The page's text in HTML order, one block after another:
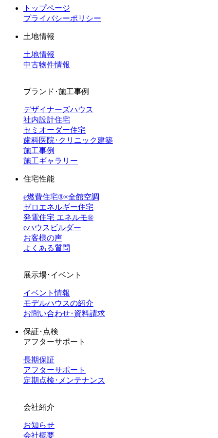
トップページ
プライバシーポリシー
土地情報
土地情報
中古物件情報
ブランド･施工事例
デザイナーズハウス
社内設計住宅
セミオーダー住宅
歯科医院･クリニック建築
施工事例
施工ギャラリー
住宅性能
e燃費住宅®︎×全館空調
ゼロエネルギー住宅
発電住宅 エネルモ®
eハウスビルダー
お客様の声
よくある質問
展示場･イベント
イベント情報
モデルハウスの紹介
お問い合わせ･資料請求
保証･点検
アフターサポート
長期保証
アフターサポート
定期点検･メンテナンス
会社紹介
お知らせ
会社概要